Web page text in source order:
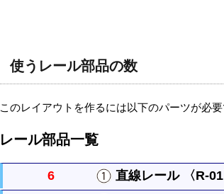
使うレール部品の数
このレイアウトを作るには以下のパーツが必要
レール部品一覧
6 直線レール 〈R-01